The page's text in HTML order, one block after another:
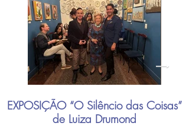
EXPOSIÇÃO “O Silêncio das Coisas”
de Luiza Drumond